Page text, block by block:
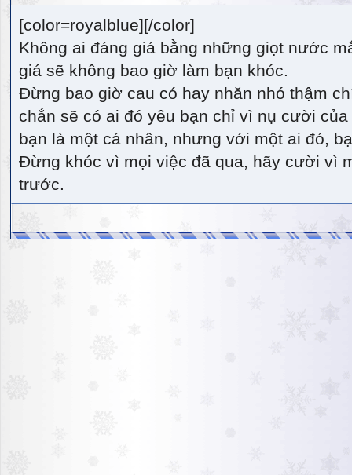
[color=royalblue][/color]
Không ai đáng giá bằng những giọt nước
giá sẽ không bao giờ làm bạn khóc.
Đừng bao giờ cau có hay nhăn nhó thậm
chắn sẽ có ai đó yêu bạn chỉ vì nụ cười
bạn là một cá nhân, nhưng với một ai đó,
Đừng khóc vì mọi việc đã qua, hãy cười vì
trước.